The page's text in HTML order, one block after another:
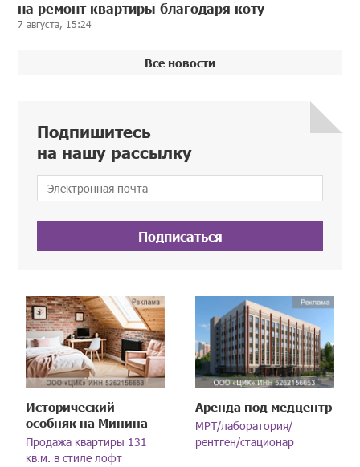
на ремонт квартиры благодаря коту
7 августа, 15:24
Все новости
Подпишитесь
на нашу рассылку
Подписаться
Исторический
особняк на Минина
Продажа квартиры 131
кв.м. в стиле лофт
Аренда под медцентр
МРТ/лаборатория/
рентген/стационар